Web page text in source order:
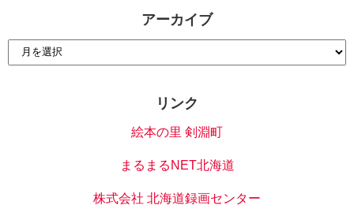
アーカイブ
リンク
絵本の里 剣淵町
まるまるNET北海道
株式会社 北海道録画センター